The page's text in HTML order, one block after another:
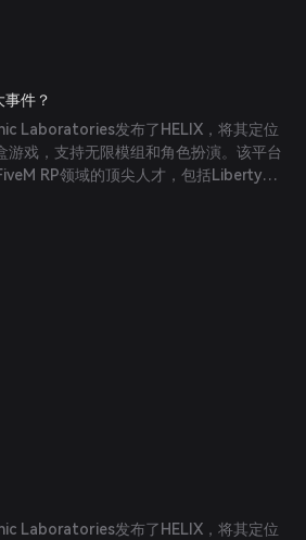
Jarman和关键游戏设计贡献者
事件？
Laboratories发布了HELIX，将其定位
游戏，支持无限模组和角色扮演。该平台
RP领域的顶尖人才，包括Liberty
的团队负责人。
Laboratories发布了HELIX，将其定位